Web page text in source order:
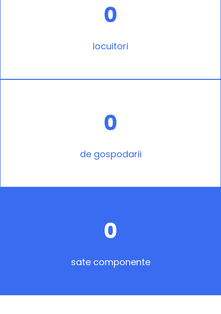
0
locuitori
0
de gospodarii
0
sate componente